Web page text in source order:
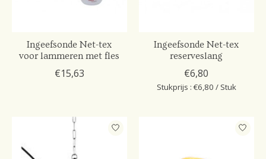
Ingeefsonde Net-tex
voor lammeren met fles
€15,63
Ingeefsonde Net-tex
reserveslang
€6,80
Stukprijs : €6,80 / Stuk